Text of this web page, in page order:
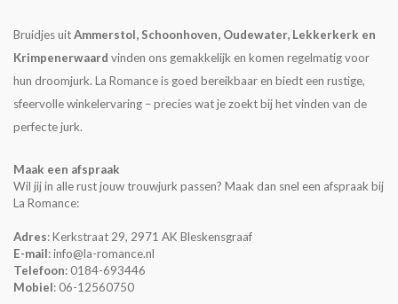
Bruidjes uitAmmerstol, Schoonhoven, Oudewater, Lekkerkerk en
Krimpenerwaard vinden ons gemakkelijk en komen regelmatig voor
hun droomjurk. La Romance is goed bereikbaar en biedt een rustige,
sfeervolle winkelervaring – precies wat je zoekt bij het vinden van de
perfecte jurk.
Maak een afspraak
Wil jij in alle rust jouw trouwjurk passen? Maak dan snel een afspraak bij
La Romance:
Adres: Kerkstraat 29, 2971 AK Bleskensgraaf
E-mail: info@la-romance.nl
Telefoon: 0184-693446
Mobiel: 06-12560750